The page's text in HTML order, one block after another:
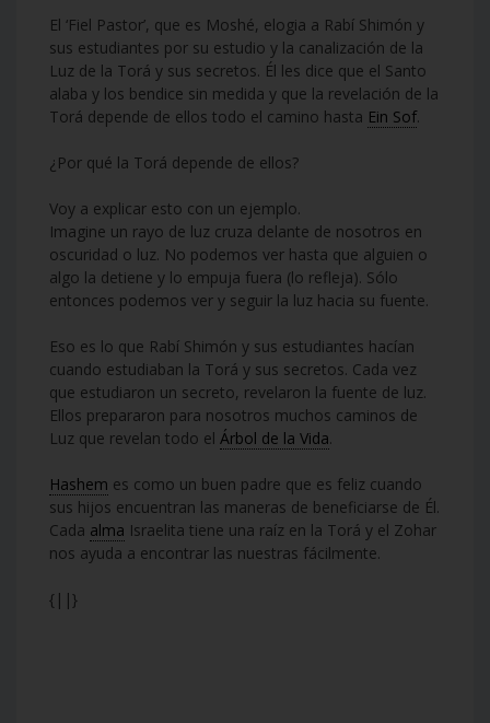
El ‘Fiel Pastor’, que es Moshé, elogia a Rabí Shimón y
sus estudiantes por su estudio y la canalización de la
Luz de la Torá y sus secretos. Él les dice que el Santo
alaba y los bendice sin medida y que la revelación de la
Torá depende de ellos todo el camino hasta Ein Sof.
¿Por qué la Torá depende de ellos?
Voy a explicar esto con un ejemplo.
Imagine un rayo de luz cruza delante de nosotros en
oscuridad o luz. No podemos ver hasta que alguien o
algo la detiene y lo empuja fuera (lo refleja). Sólo
entonces podemos ver y seguir la luz hacia su fuente.
Eso es lo que Rabí Shimón y sus estudiantes hacían
cuando estudiaban la Torá y sus secretos. Cada vez
que estudiaron un secreto, revelaron la fuente de luz.
Ellos prepararon para nosotros muchos caminos de
Luz que revelan todo el Árbol de la Vida.
Hashem es como un buen padre que es feliz cuando
sus hijos encuentran las maneras de beneficiarse de Él.
Cada alma Israelita tiene una raíz en la Torá y el Zohar
nos ayuda a encontrar las nuestras fácilmente.
{||}